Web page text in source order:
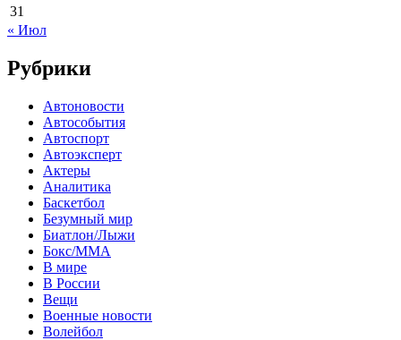
31
« Июл
Рубрики
Автоновости
Автособытия
Автоспорт
Автоэксперт
Актеры
Аналитика
Баскетбол
Безумный мир
Биатлон/Лыжи
Бокс/MMA
В мире
В России
Вещи
Военные новости
Волейбол